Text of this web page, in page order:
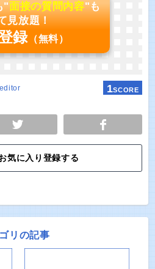
"面接の質問内容"も
見放題！
録 （無料）
1SCORE
気に入り登録する
リの記事